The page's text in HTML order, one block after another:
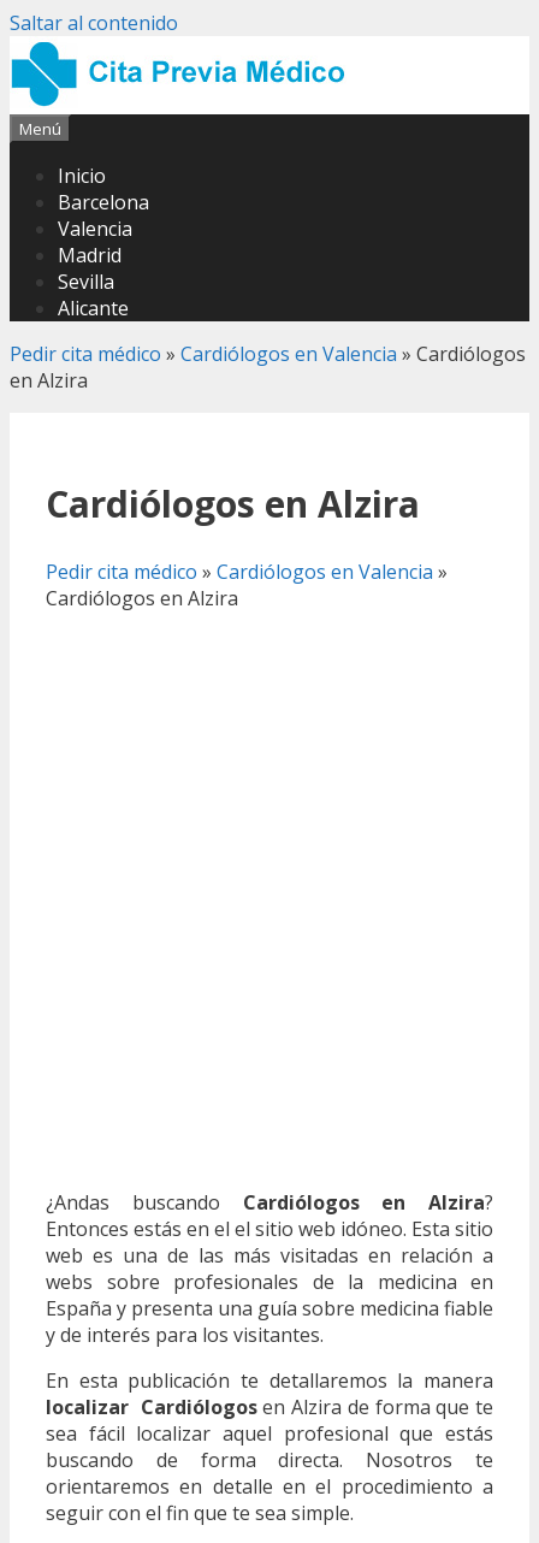
Saltar al contenido
Menú
Inicio
Barcelona
Valencia
Madrid
Sevilla
Alicante
Pedir cita médico » Cardiólogos en Valencia » Cardiólogos
en Alzira
Cardiólogos en Alzira
Pedir cita médico » Cardiólogos en Valencia »
Cardiólogos en Alzira
¿Andas buscando Cardiólogos en Alzira?
Entonces estás en el el sitio web idóneo. Esta sitio
web es una de las más visitadas en relación a
webs sobre profesionales de la medicina en
España y presenta una guía sobre medicina fiable
y de interés para los visitantes.
En esta publicación te detallaremos la manera
localizar Cardiólogosen Alzira de forma que te
sea fácil localizar aquel profesional que estás
buscando de forma directa. Nosotros te
orientaremos en detalle en el procedimiento a
seguir con el fin que te sea simple.